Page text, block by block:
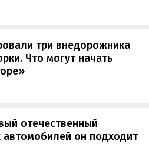
три внедорожника
Что могут начать
отечественный
автомобилей он подходит